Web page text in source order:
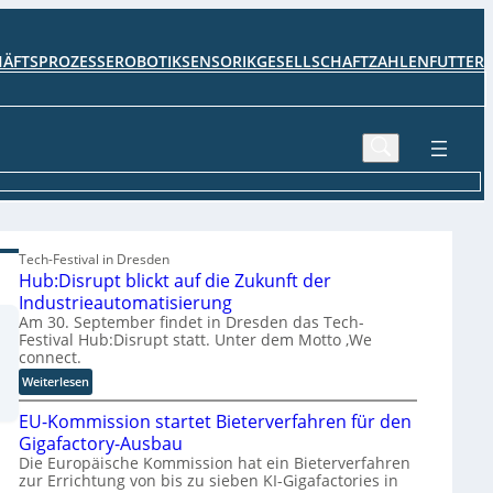
ROBOTIKSENSORIKGESELLSCHAFTZAHLENFUTTER
Tech-Festival in Dresden
Hub:Disrupt blickt auf die Zukunft der
Industrieautomatisierung
Am 30. September findet in Dresden das Tech-
Festival Hub:Disrupt statt. Unter dem Motto ‚We
connect.
Weiterlesen:
H
u
b
:
D
EU-Kommission startet Bieterverfahren für den
Gigafactory-Ausbau
Die Europäische Kommission hat ein Bieterverfahren
zur Errichtung von bis zu sieben KI-Gigafactories in